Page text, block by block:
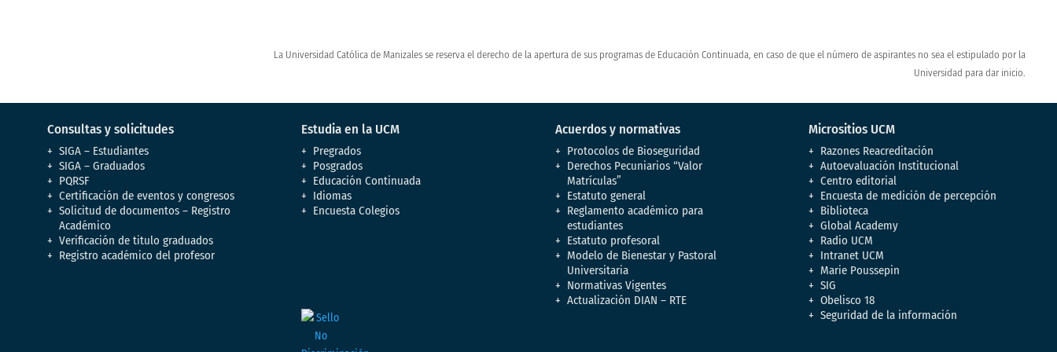
La Universidad Católica de Manizales se reserva el derecho de la apertura de sus programas de Educación Continuada, en caso de que el número de aspirantes no sea el estipulado por la
Universidad para dar inicio.
Consultas y solicitudes
SIGA – Estudiantes
SIGA – Graduados
PQRSF
Certificación de eventos y congresos
Solicitud de documentos – Registro
Académico
Verificación de titulo graduados
Registro académico del profesor
Estudia en la UCM
Pregrados
Posgrados
Educación Continuada
Idiomas
Encuesta Colegios
Acuerdos y normativas
Protocolos de Bioseguridad
Derechos Pecuniarios “Valor
Matrículas”
Estatuto general
Reglamento académico para
estudiantes
Estatuto profesoral
Modelo de Bienestar y Pastoral
Universitaria
Normativas Vigentes
Actualización DIAN – RTE
Micrositios UCM
Razones Reacreditación
Autoevaluación Institucional
Centro editorial
Encuesta de medición de percepción
Biblioteca
Global Academy
Radio UCM
Intranet UCM
Marie Poussepin
SIG
Obelisco 18
Seguridad de la información